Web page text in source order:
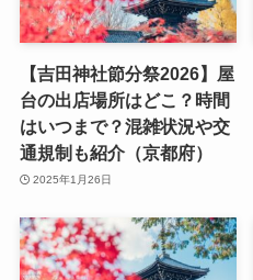
【吉田神社節分祭2026】屋
台の出店場所はどこ？時間
はいつまで？混雑状況や交
通規制も紹介（京都府）
2025年1月26日